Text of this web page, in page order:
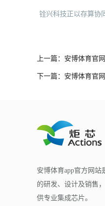
铨兴科技正以存算协
上一篇：安博体育官
下一篇：安博体育官
安博体育app官方网
的研发、设计及销售
供专业集成芯片。